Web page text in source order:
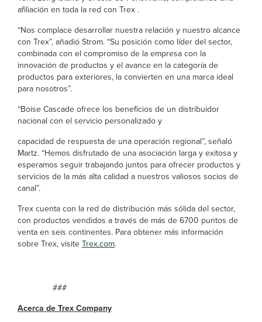
afiliación en toda la red con Trex .
“Nos complace desarrollar nuestra relación y nuestro alcance
con Trex”, añadió Strom. “Su posición como líder del sector,
combinada con el compromiso de la empresa con la
innovación de productos y el avance en la categoría de
productos para exteriores, la convierten en una marca ideal
para nosotros”.
“Boise Cascade ofrece los beneficios de un distribuidor
nacional con el servicio personalizado y
capacidad de respuesta de una operación regional”, señaló
Martz. “Hemos disfrutado de una asociación larga y exitosa y
esperamos seguir trabajando juntos para ofrecer productos y
servicios de la más alta calidad a nuestros valiosos socios de
canal”.
Trex cuenta con la red de distribución más sólida del sector,
con productos vendidos a través de más de 6700 puntos de
venta en seis continentes. Para obtener más información
sobre Trex, visiteTrex.com.
###
Acerca de Trex Company